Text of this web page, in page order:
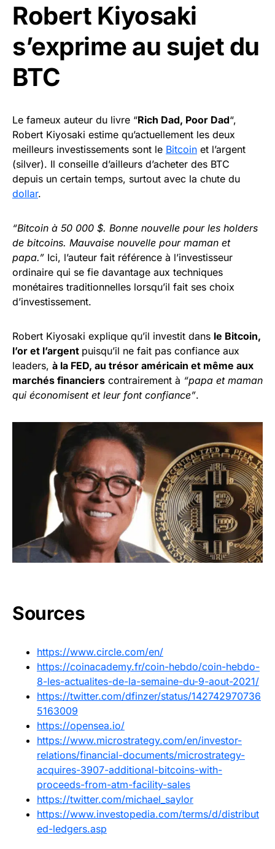
Robert Kiyosaki
s’exprime au sujet du
BTC
Le fameux auteur du livre “Rich Dad, Poor Dad“,
Robert Kiyosaki estime qu’actuellement les deux
meilleurs investissements sont le Bitcoin et l’argent
(silver). Il conseille d’ailleurs d’acheter des BTC
depuis un certain temps, surtout avec la chute du
dollar.
“Bitcoin à 50 000 $. Bonne nouvelle pour les holders
de bitcoins. Mauvaise nouvelle pour maman et
papa.” Ici, l’auteur fait référence à l’investisseur
ordinaire qui se fie davantage aux techniques
monétaires traditionnelles lorsqu’il fait ses choix
d’investissement.
Robert Kiyosaki explique qu’il investit dans le Bitcoin,
l’or et l’argent puisqu’il ne fait pas confiance aux
leaders, à la FED, au trésor américain et même aux
marchés financiers contrairement à “papa et maman
qui économisent et leur font confiance”.
Sources
https://www.circle.com/en/
https://coinacademy.fr/coin-hebdo/coin-hebdo-
8-les-actualites-de-la-semaine-du-9-aout-2021/
https://twitter.com/dfinzer/status/142742970736
5163009
https://opensea.io/
https://www.microstrategy.com/en/investor-
relations/financial-documents/microstrategy-
acquires-3907-additional-bitcoins-with-
proceeds-from-atm-facility-sales
https://twitter.com/michael_saylor
https://www.investopedia.com/terms/d/distribut
ed-ledgers.asp